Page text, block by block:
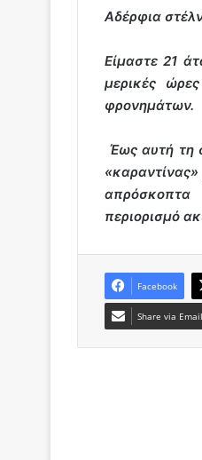
Αδέρφια
Είμαστε 21
μερικές
φρονημάτων.
Έως αυτή τη
περιορισμό
Facebook
Share via Email